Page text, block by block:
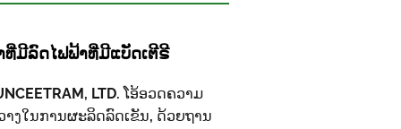
ທີ່ມີລົດໄຟຟ້າທີ່ມີແບັດເຕີຣີ
LTD. ໂອ້ອວດຄວາມ
າງໃນການຜະລິດລົດເຂັນ, ດ້ວຍຖານ